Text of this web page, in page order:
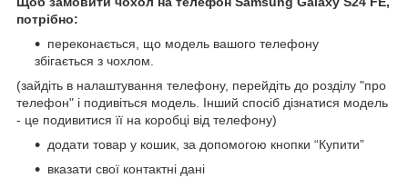
потрібно:
переконається, що модель вашого телефону
збігається з чохлом.
(зайдіть в налаштування телефону, перейдіть до розділу "про
телефон" і подивіться модель. Інший спосіб дізнатися модель
- це подивитися її на коробці від телефону)
додати товар у кошик, за допомогою кнопки “Купити”
вказати свої контактні дані